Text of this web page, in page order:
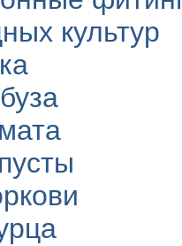
культур